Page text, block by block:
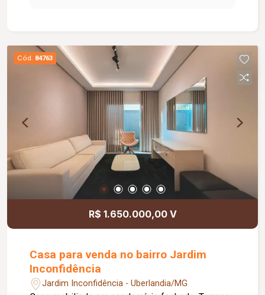
Cozinha; Lavanderia; Área gourmet com
churrasqueira; Piso em porcelanato;
Aproximadamente 170,00 m² de construção;
Diferenciais: Excelente opção para quem busca
unir moradia e geração de renda; Imóvel com
espaços amplos e bem distribuídos.
Cód. 84763
R$ 1.650.000,00 V
Casa para venda no bairro Jardim
Inconfidência
Jardim Inconfidência - Uberlandia/MG